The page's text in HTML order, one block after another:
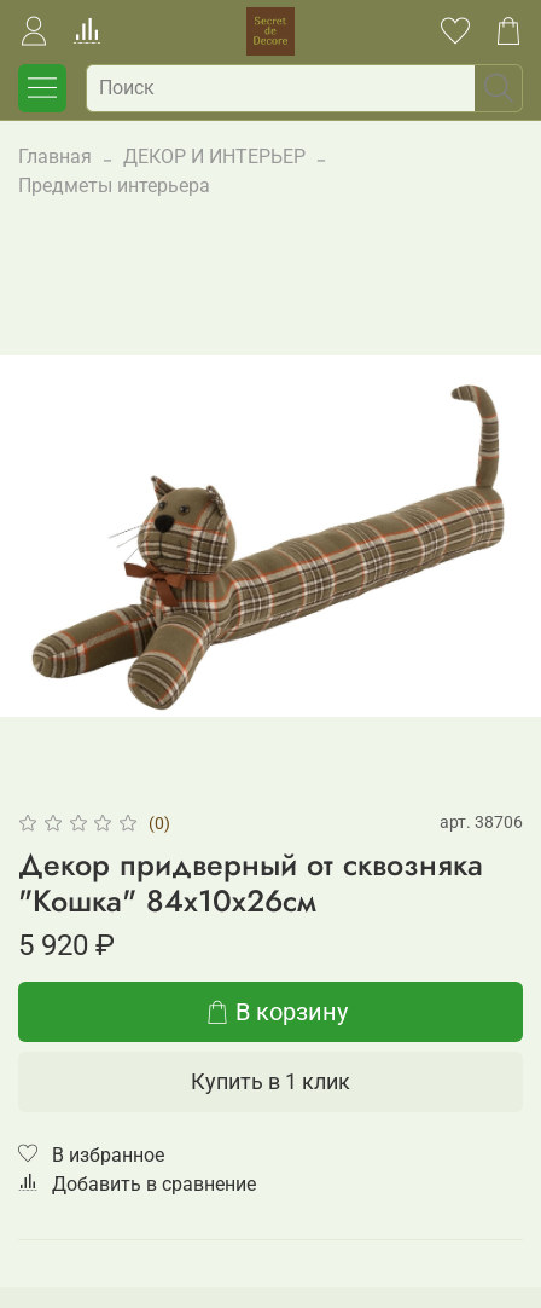
Главная
ДЕКОР И ИНТЕРЬЕР
Предметы интерьера
(0) арт. 38706
Декор придверный от сквозняка
"Кошка" 84x10x26см
5 920 ₽
В корзину
Купить в 1 клик
В избранное
Добавить в сравнение